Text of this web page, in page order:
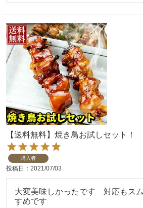
【送料無料】焼き鳥お試しセット！
購入者
投稿日 2021/07/03
大変美味しかったです　対応もス
すめです